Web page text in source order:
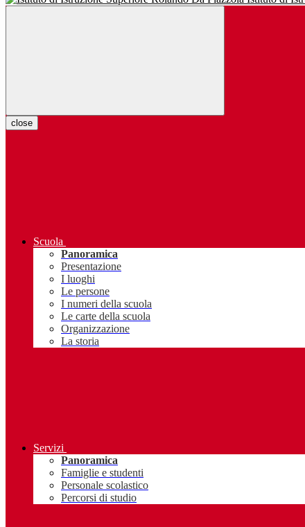
close
Scuola
Panoramica
Presentazione
I luoghi
Le persone
I numeri della scuola
Le carte della scuola
Organizzazione
La storia
Servizi
Panoramica
Famiglie e studenti
Personale scolastico
Percorsi di studio